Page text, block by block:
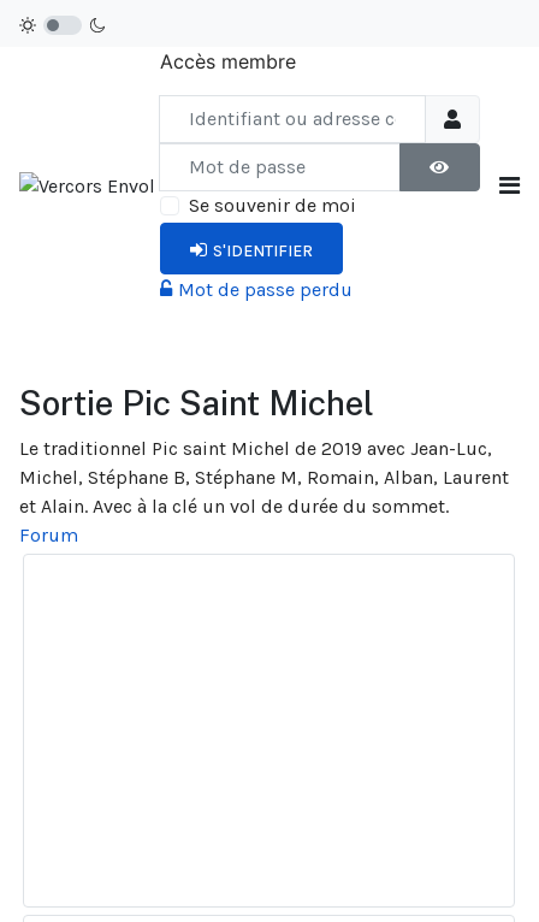
Accès membre
Identifiant ou adresse courriel
Mot de passe
AFFICHER
Se souvenir de moi
S'IDENTIFIER
Mot de passe perdu
Sortie Pic Saint Michel
Le traditionnel Pic saint Michel de 2019 avec Jean-Luc,
Michel, Stéphane B, Stéphane M, Romain, Alban, Laurent
et Alain. Avec à la clé un vol de durée du sommet.
Forum